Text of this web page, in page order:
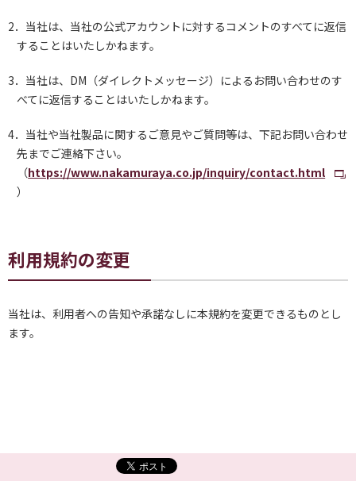
2．当社は、当社の公式アカウントに対するコメントのすべてに返信
することはいたしかねます。
3．当社は、DM（ダイレクトメッセージ）によるお問い合わせのす
べてに返信することはいたしかねます。
4．当社や当社製品に関するご意見やご質問等は、下記お問い合わせ
先までご連絡下さい。
（https://www.nakamuraya.co.jp/inquiry/contact.html
）
利用規約の変更
当社は、利用者への告知や承諾なしに本規約を変更できるものとし
ます。